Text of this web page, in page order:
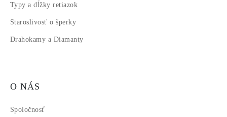
Typy a dĺžky retiazok
Staroslivosť o šperky
Drahokamy a Diamanty
O NÁS
Spoločnosť